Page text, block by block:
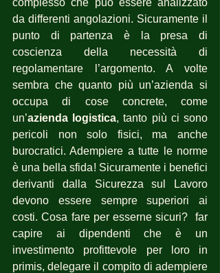
complesso che può essere analizzato
da differenti angolazioni. Sicuramente il
punto di partenza è la presa di
coscienza della necessità di
regolamentare l’argomento. A volte
sembra che quanto più un’azienda si
occupa di cose concrete, come
un’azienda logistica, tanto più ci sono
pericoli non solo fisici, ma anche
burocratici. Adempiere a tutte le norme
è una bella sfida! Sicuramente i benefici
derivanti dalla Sicurezza sul Lavoro
devono essere sempre superiori ai
costi. Cosa fare per esserne sicuri?  far
capire ai dipendenti che è un
investimento profittevole per loro in
primis, delegare il compito di adempiere